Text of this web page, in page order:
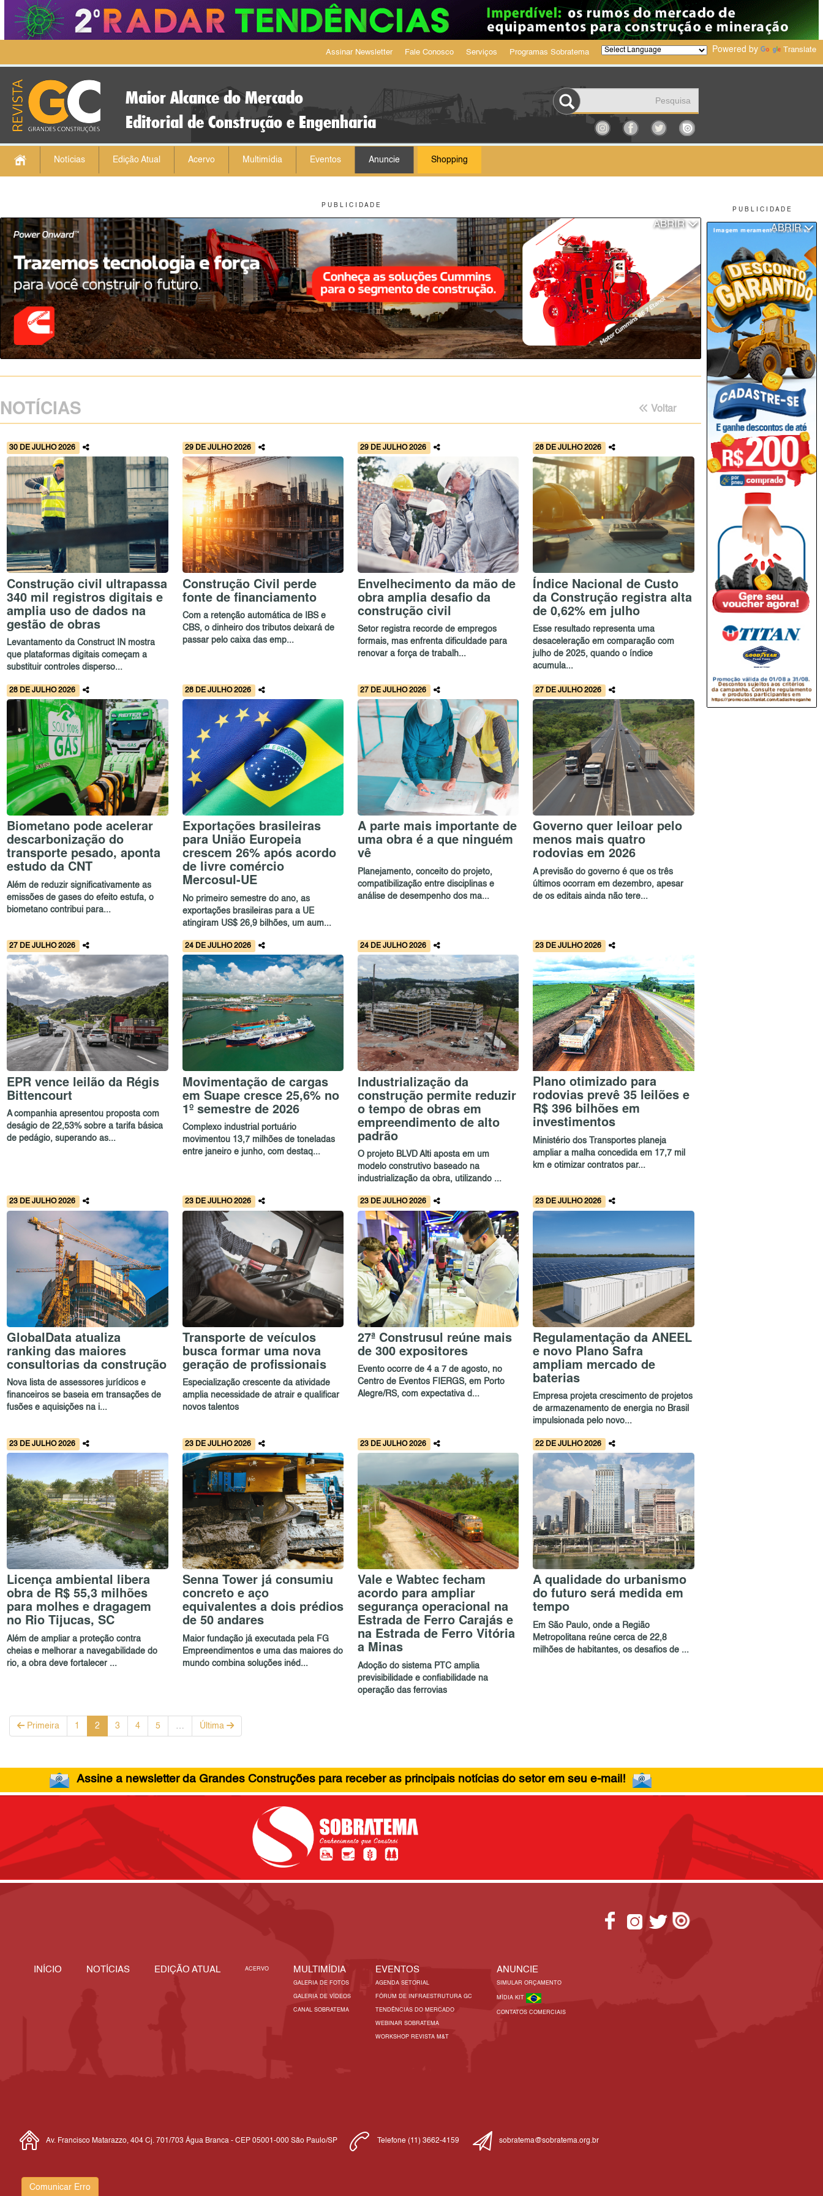
P U B L I C I D A D E
ABRIR
Assinar Newsletter Fale Conosco Serviços Programas Sobratema Powered by Translate
Maior Alcance do Mercado
Editorial de Construção e Engenharia
Notícias Edição Atual Acervo Multimídia Eventos Anuncie Shopping
P U B L I C I D A D E
ABRIR
NOTÍCIAS Voltar
30 DE JULHO 2026
Construção civil ultrapassa
340 mil registros digitais e
amplia uso de dados na
gestão de obras
Levantamento da Construct IN mostra
que plataformas digitais começam a
substituir controles disperso...
29 DE JULHO 2026
Construção Civil perde
fonte de financiamento
Com a retenção automática de IBS e
CBS, o dinheiro dos tributos deixará de
passar pelo caixa das emp...
29 DE JULHO 2026
Envelhecimento da mão de
obra amplia desafio da
construção civil
Setor registra recorde de empregos
formais, mas enfrenta dificuldade para
renovar a força de trabalh...
28 DE JULHO 2026
Índice Nacional de Custo
da Construção registra alta
de 0,62% em julho
Esse resultado representa uma
desaceleração em comparação com
julho de 2025, quando o índice
acumula...
28 DE JULHO 2026
Biometano pode acelerar
descarbonização do
transporte pesado, aponta
estudo da CNT
Além de reduzir significativamente as
emissões de gases do efeito estufa, o
biometano contribui para...
28 DE JULHO 2026
Exportações brasileiras
para União Europeia
crescem 26% após acordo
de livre comércio
Mercosul-UE
No primeiro semestre do ano, as
exportações brasileiras para a UE
atingiram US$ 26,9 bilhões, um aum...
27 DE JULHO 2026
A parte mais importante de
uma obra é a que ninguém
vê
Planejamento, conceito do projeto,
compatibilização entre disciplinas e
análise de desempenho dos ma...
27 DE JULHO 2026
Governo quer leiloar pelo
menos mais quatro
rodovias em 2026
A previsão do governo é que os três
últimos ocorram em dezembro, apesar
de os editais ainda não tere...
27 DE JULHO 2026
EPR vence leilão da Régis
Bittencourt
A companhia apresentou proposta com
deságio de 22,53% sobre a tarifa básica
de pedágio, superando as...
24 DE JULHO 2026
Movimentação de cargas
em Suape cresce 25,6% no
1º semestre de 2026
Complexo industrial portuário
movimentou 13,7 milhões de toneladas
entre janeiro e junho, com destaq...
24 DE JULHO 2026
Industrialização da
construção permite reduzir
o tempo de obras em
empreendimento de alto
padrão
O projeto BLVD Alti aposta em um
modelo construtivo baseado na
industrialização da obra, utilizando ...
23 DE JULHO 2026
Plano otimizado para
rodovias prevê 35 leilões e
R$ 396 bilhões em
investimentos
Ministério dos Transportes planeja
ampliar a malha concedida em 17,7 mil
km e otimizar contratos par...
23 DE JULHO 2026
GlobalData atualiza
ranking das maiores
consultorias da construção
Nova lista de assessores jurídicos e
financeiros se baseia em transações de
fusões e aquisições na i...
23 DE JULHO 2026
Transporte de veículos
busca formar uma nova
geração de profissionais
Especialização crescente da atividade
amplia necessidade de atrair e qualificar
novos talentos
23 DE JULHO 2026
27ª Construsul reúne mais
de 300 expositores
Evento ocorre de 4 a 7 de agosto, no
Centro de Eventos FIERGS, em Porto
Alegre/RS, com expectativa d...
23 DE JULHO 2026
Regulamentação da ANEEL
e novo Plano Safra
ampliam mercado de
baterias
Empresa projeta crescimento de projetos
de armazenamento de energia no Brasil
impulsionada pelo novo...
23 DE JULHO 2026
Licença ambiental libera
obra de R$ 55,3 milhões
para molhes e dragagem
no Rio Tijucas, SC
Além de ampliar a proteção contra
cheias e melhorar a navegabilidade do
rio, a obra deve fortalecer ...
23 DE JULHO 2026
Senna Tower já consumiu
concreto e aço
equivalentes a dois prédios
de 50 andares
Maior fundação já executada pela FG
Empreendimentos e uma das maiores do
mundo combina soluções inéd...
23 DE JULHO 2026
Vale e Wabtec fecham
acordo para ampliar
segurança operacional na
Estrada de Ferro Carajás e
na Estrada de Ferro Vitória
a Minas
Adoção do sistema PTC amplia
previsibilidade e confiabilidade na
operação das ferrovias
22 DE JULHO 2026
A qualidade do urbanismo
do futuro será medida em
tempo
Em São Paulo, onde a Região
Metropolitana reúne cerca de 22,8
milhões de habitantes, os desafios de ...
Primeira 1 2 3 4 5 Última
Assine a newsletter da Grandes Construções para receber as principais notícias do setor em seu e-mail!
INÍCIO NOTÍCIAS EDIÇÃO ATUAL ACERVO MULTIMÍDIA
GALERIA DE FOTOS
GALERIA DE VÍDEOS
CANAL SOBRATEMA
EVENTOS
AGENDA SETORIAL
FÓRUM DE INFRAESTRUTURA GC
TENDÊNCIAS DO MERCADO
WEBINAR SOBRATEMA
WORKSHOP REVISTA M&T
ANUNCIE
SIMULAR ORÇAMENTO
MÍDIA KIT
CONTATOS COMERCIAIS
Av. Francisco Matarazzo, 404 Cj. 701/703 Água Branca - CEP 05001-000 São Paulo/SP Telefone (11) 3662-4159 sobratema@sobratema.org.br
Comunicar Erro